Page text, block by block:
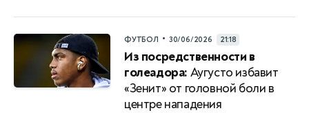
ФУТБОЛ • 30/06/2026 21:18
Из посредственности в
голеадора: Аугусто избавит
«Зенит» от головной боли в
центре нападения